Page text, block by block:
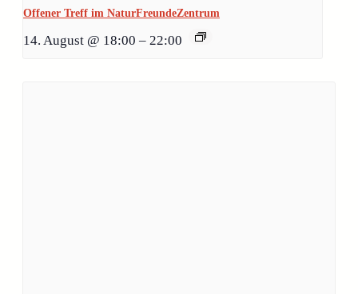
Offener Treff im NaturFreundeZentrum
14. August @ 18:00 – 22:00